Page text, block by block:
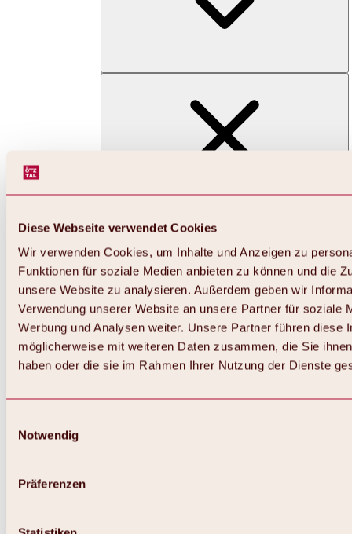
Diese Webseite verwendet Cookies
Wir verwenden Cookies, um Inhalte und Anzeigen zu
Funktionen für soziale Medien anbieten zu können und die
unsere Website zu analysieren. Außerdem geben wir
Verwendung unserer Website an unsere Partner für soziale
Werbung und Analysen weiter. Unsere Partner führen diese
möglicherweise mit weiteren Daten zusammen, die Sie
haben oder die sie im Rahmen Ihrer Nutzung der Dienste
Notwendig
Präferenzen